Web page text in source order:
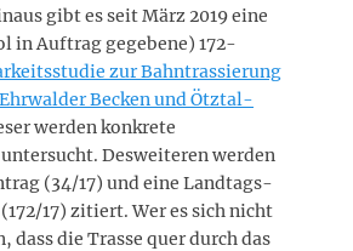
gibt es seit März 2019 eine
in Auftrag gegebene) 172-
zur Bahntrassierung
Becken und Ötztal-
werden konkrete
Desweiteren werden
(34/17) und eine Landtags-
17) zitiert. Wer es sich nicht
dass die Trasse quer durch das